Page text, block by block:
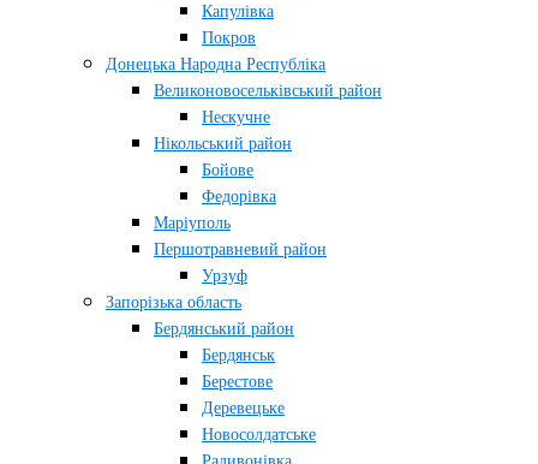
Капулівка
Покров
Донецька Народна Республіка
Великоновосельківський район
Нескучне
Нікольський район
Бойове
Федорівка
Маріуполь
Першотравневий район
Урзуф
Запорізька область
Бердянський район
Бердянськ
Берестове
Деревецьке
Новосолдатське